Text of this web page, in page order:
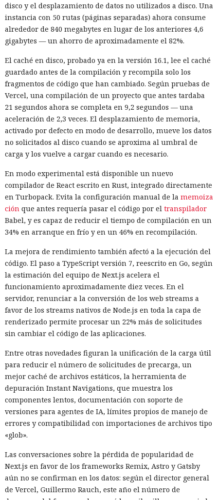
disco y el desplazamiento de datos no utilizados a disco. Una
instancia con 50 rutas (páginas separadas) ahora consume
alrededor de 840 megabytes en lugar de los anteriores 4,6
gigabytes — un ahorro de aproximadamente el 82%.
El caché en disco, probado ya en la versión 16.1, lee el caché
guardado antes de la compilación y recompila solo los
fragmentos de código que han cambiado. Según pruebas de
Vercel, una compilación de un proyecto que antes tardaba
21 segundos ahora se completa en 9,2 segundos — una
aceleración de 2,3 veces. El desplazamiento de memoria,
activado por defecto en modo de desarrollo, mueve los datos
no solicitados al disco cuando se aproxima al umbral de
carga y los vuelve a cargar cuando es necesario.
En modo experimental está disponible un nuevo
compilador de React escrito en Rust, integrado directamente
en Turbopack. Evita la configuración manual de la memoiza
ción que antes requería pasar el código por el transpilador
Babel, y es capaz de reducir el tiempo de compilación en un
34% en arranque en frío y en un 46% en recompilación.
La mejora de rendimiento también afectó a la ejecución del
código. El paso a TypeScript versión 7, reescrito en Go, según
la estimación del equipo de Next.js acelera el
funcionamiento aproximadamente diez veces. En el
servidor, renunciar a la conversión de los web streams a
favor de los streams nativos de Node.js en toda la capa de
renderizado permite procesar un 22% más de solicitudes
sin cambiar el código de las aplicaciones.
Entre otras novedades figuran la unificación de la carga útil
para reducir el número de solicitudes de precarga, un
mejor caché de archivos estáticos, la herramienta de
depuración Instant Navigations, que muestra los
componentes lentos, documentación con soporte de
versiones para agentes de IA, límites propios de manejo de
errores y compatibilidad con importaciones de archivos tipo
«glob».
Las conversaciones sobre la pérdida de popularidad de
Next.js en favor de los frameworks Remix, Astro y Gatsby
aún no se confirman en los datos: según el director general
de Vercel, Guillermo Rauch, este año el número de